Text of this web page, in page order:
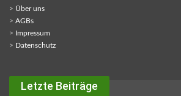
> Über uns
> AGBs
> Impressum
> Datenschutz
Letzte Beiträge